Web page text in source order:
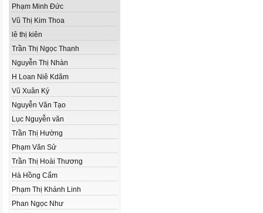
Phạm Minh Đức
Vũ Thị Kim Thoa
lê thị kiên
Trần Thị Ngọc Thanh
Nguyễn Thị Nhàn
H Loan Niê Kdăm
Vũ Xuân Ký
Nguyễn Văn Tạo
Lục Nguyễn văn
Trần Thị Hường
Phạm Văn Sử
Trần Thị Hoài Thương
Hà Hồng Cẩm
Phạm Thị Khánh Linh
Phan Ngọc Như